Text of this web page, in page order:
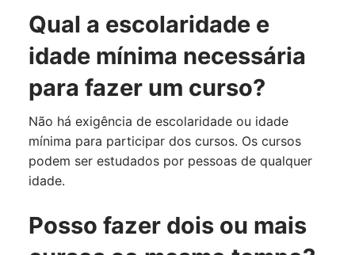
Qual a escolaridade e
idade mínima necessária
para fazer um curso?
Não há exigência de escolaridade ou idade
mínima para participar dos cursos. Os cursos
podem ser estudados por pessoas de qualquer
idade.
Posso fazer dois ou mais